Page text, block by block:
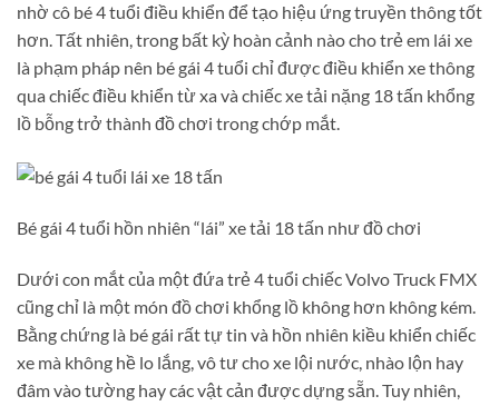
nhờ cô bé 4 tuổi điều khiển để tạo hiệu ứng truyền thông tốt
hơn. Tất nhiên, trong bất kỳ hoàn cảnh nào cho trẻ em lái xe
là phạm pháp nên bé gái 4 tuổi chỉ được điều khiển xe thông
qua chiếc điều khiển từ xa và chiếc xe tải nặng 18 tấn khổng
lồ bỗng trở thành đồ chơi trong chớp mắt.
Bé gái 4 tuổi hồn nhiên “lái” xe tải 18 tấn như đồ chơi
Dưới con mắt của một đứa trẻ 4 tuổi chiếc Volvo Truck FMX
cũng chỉ là một món đồ chơi khổng lồ không hơn không kém.
Bằng chứng là bé gái rất tự tin và hồn nhiên kiều khiển chiếc
xe mà không hề lo lắng, vô tư cho xe lội nước, nhào lộn hay
đâm vào tường hay các vật cản được dựng sẵn. Tuy nhiên,